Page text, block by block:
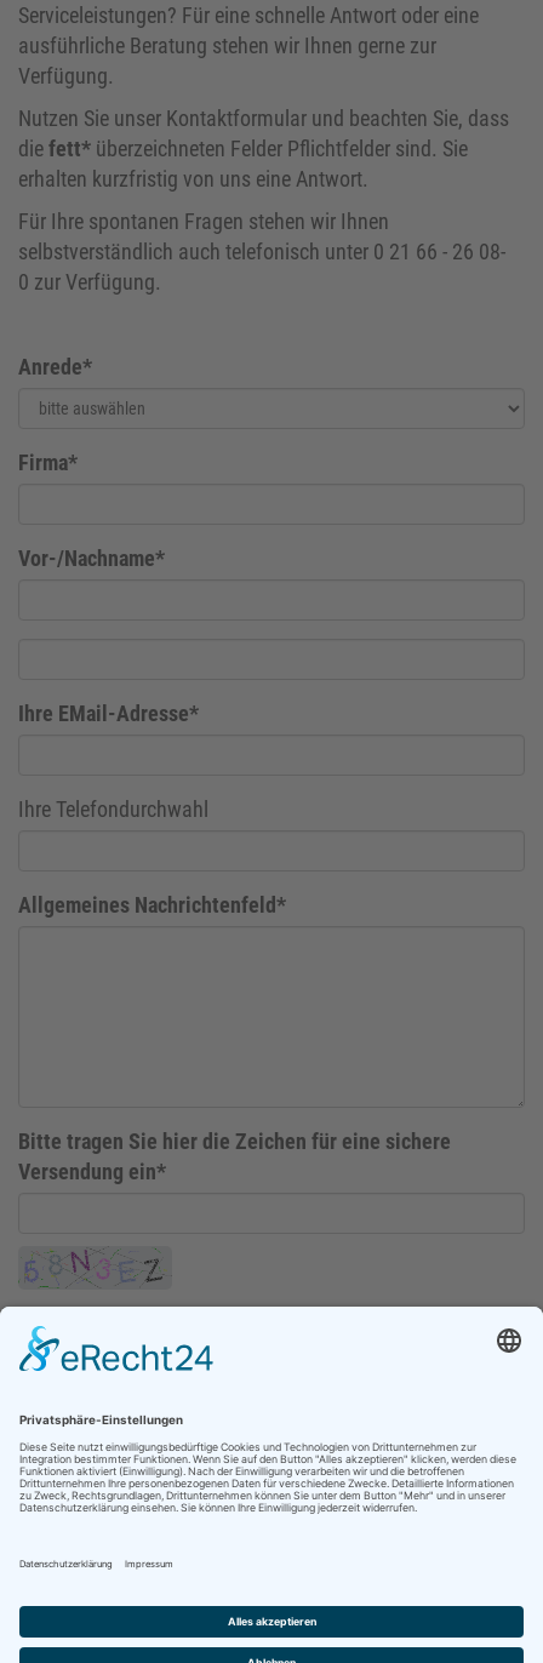
Serviceleistungen? Für eine schnelle Antwort oder eine
ausführliche Beratung stehen wir Ihnen gerne zur
Verfügung.
Nutzen Sie unser Kontaktformular und beachten Sie, dass
diefett* überzeichneten Felder Pflichtfelder sind. Sie
erhalten kurzfristig von uns eine Antwort.
Für Ihre spontanen Fragen stehen wir Ihnen
selbstverständlich auch telefonisch unter 0 21 66 - 26 08-
0 zur Verfügung.
Anrede*
Firma*
Vor-/Nachname*
Ihre EMail-Adresse*
Ihre Telefondurchwahl
Allgemeines Nachrichtenfeld*
Bitte tragen Sie hier die Zeichen für eine sichere
Versendung ein*
Abschicken
KONTAKT
ANFAHRT